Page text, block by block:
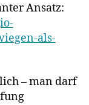
Ansatz:
als-
– man darf